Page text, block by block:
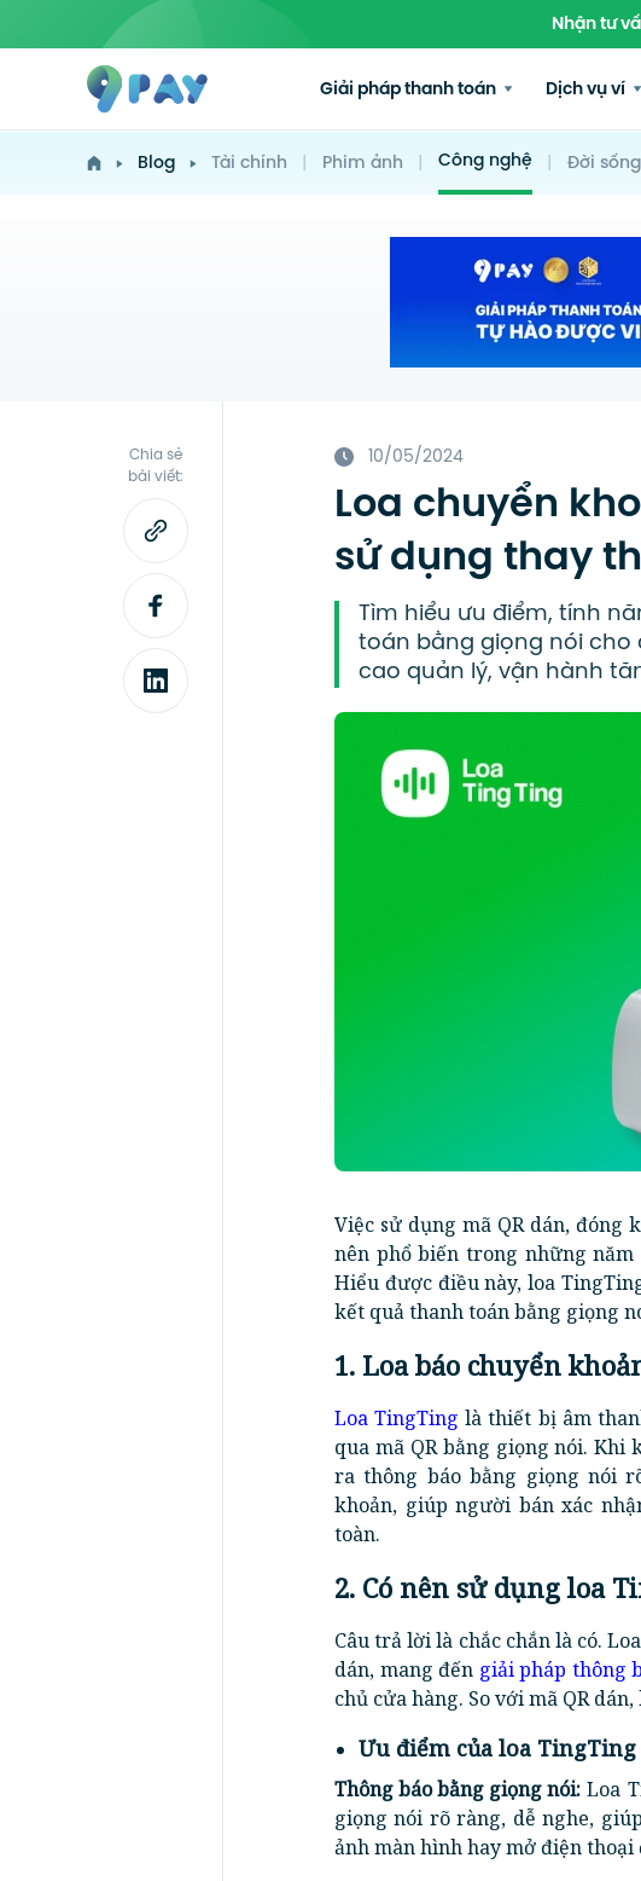
Nhận tư
Giải pháp thanh toán Dịch vụ ví
Blog Tài chính | Phim ảnh | Công nghệ | Đời sống
Chia sẻ
bài viết:
10/05/2024
Loa chuyển
sử dụng thay
Tìm hiểu ưu điểm, tính
toán bằng giọng nói
cao quản lý, vận hành
Việc sử dụng mã QR dán,
nên phổ biến trong những năm
Hiểu được điều này, loa
kết quả thanh toán bằng giọng
1. Loa báo chuyển
Loa TingTing là thiết bị âm
qua mã QR bằng giọng nói. Khi
ra thông báo bằng giọng nói
khoản, giúp người bán xác
toàn.
2. Có nên sử dụng loa
Câu trả lời là chắc chắn là có.
dán, mang đến giải pháp thông
chủ cửa hàng. So với mã QR
Ưu điểm của loa TingTing
Thông báo bằng giọng nói: Loa
giọng nói rõ ràng, dễ nghe,
ảnh màn hình hay mở điện